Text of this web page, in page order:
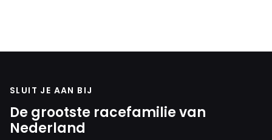
SLUIT JE AAN BIJ
De grootste racefamilie van
Nederland